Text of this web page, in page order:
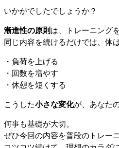
いかがでしたでしょうか？
漸進性の原則は、トレーニング
同じ内容を続けるだけでは、体
・負荷を上げる
・回数を増やす
・休憩を短くする
こうした小さな変化が、あなた
何事も基礎が大切。
ぜひ今回の内容を普段のトレー